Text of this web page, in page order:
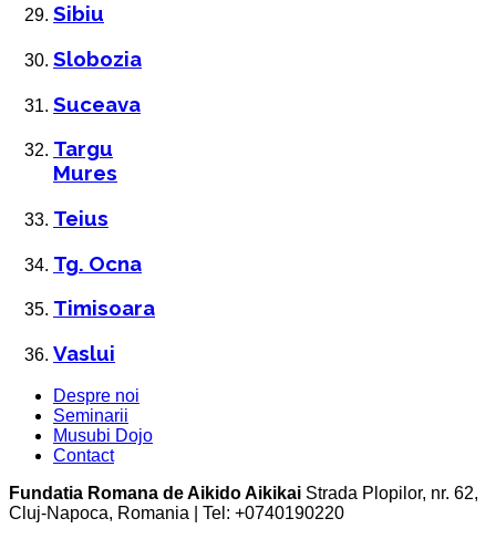
Sibiu
Slobozia
Suceava
Targu
Mures
Teius
Tg. Ocna
Timisoara
Vaslui
Despre noi
Seminarii
Musubi Dojo
Contact
Fundatia Romana de Aikido Aikikai Strada Plopilor, nr. 62,
Cluj-Napoca, Romania | Tel: +0740190220